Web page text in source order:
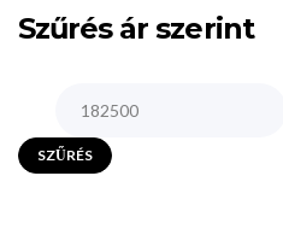
Szűrés ár szerint
SZŰRÉS